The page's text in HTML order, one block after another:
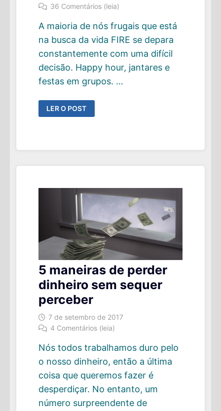
36 Comentários (leia)
A maioria de nós frugais que está
na busca da vida FIRE se depara
constantemente com uma difícil
decisão. Happy hour, jantares e
festas em grupos. …
O
CUSTO
DE
LER O POST
5 maneiras de perder
dinheiro sem sequer
perceber
7 de setembro de 2017
4 Comentários (leia)
Nós todos trabalhamos duro pelo
o nosso dinheiro, então a última
coisa que queremos fazer é
desperdiçar. No entanto, um
número surpreendente de